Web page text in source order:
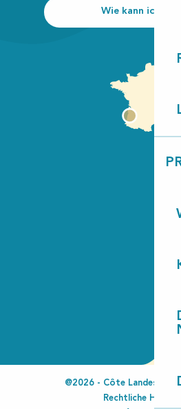
Wie kann ich
@2026 - Côte Landes
Rechtliche